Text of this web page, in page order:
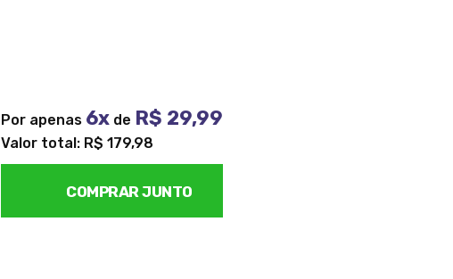
Por apenas 6x de R$ 29,99
Valor total: R$ 179,98
COMPRAR JUNTO